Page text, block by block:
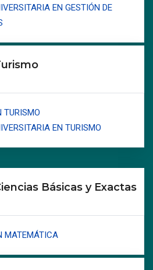
EN GESTIÓN DE
TURISMO
EN TURISMO
Básicas y Exactas
MATEMÁTICA